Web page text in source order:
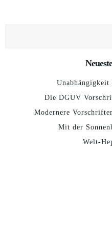
Die DGUV
Modernere
Mit der
Welt-